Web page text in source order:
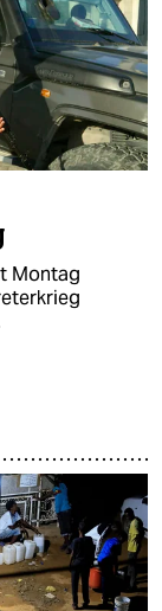
Montag